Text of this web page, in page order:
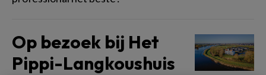
Op bezoek bij Het
Pippi-Langkoushuis